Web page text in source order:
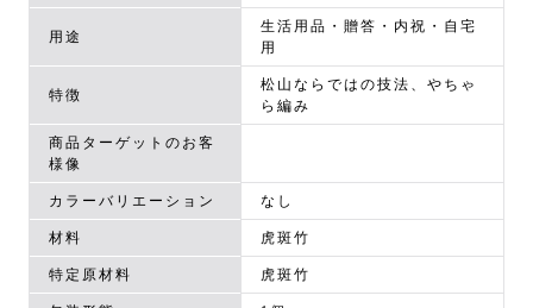
用途
生活用品・贈答・内祝・自宅
用
特徴
松山ならではの技法、やちゃ
ら編み
商品ターゲットのお客
様像
カラーバリエーション なし
材料 虎斑竹
特定原材料 虎斑竹